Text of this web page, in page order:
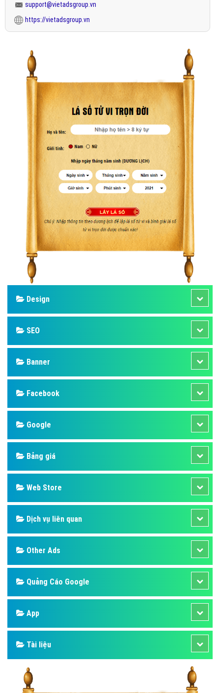
support@vietadsgroup.vn
https://vietadsgroup.vn
Design
SEO
Banner
Facebook
Google
Bảng giá
Web Store
Dịch vụ liên quan
Other Ads
Quảng Cáo Google
App
Tài liệu